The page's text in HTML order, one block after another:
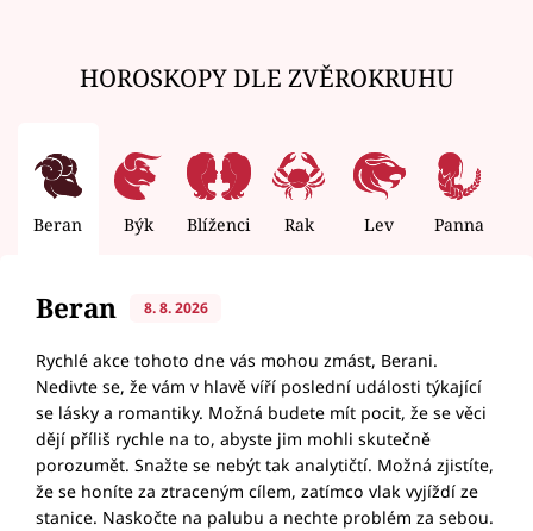
HOROSKOPY DLE ZVĚROKRUHU
Beran Býk Blíženci Rak Lev Panna
Beran 8. 8. 2026
Rychlé akce tohoto dne vás mohou zmást, Berani.
Nedivte se, že vám v hlavě víří poslední události týkající
se lásky a romantiky. Možná budete mít pocit, že se věci
dějí příliš rychle na to, abyste jim mohli skutečně
porozumět. Snažte se nebýt tak analytičtí. Možná zjistíte,
že se honíte za ztraceným cílem, zatímco vlak vyjíždí ze
stanice. Naskočte na palubu a nechte problém za sebou.